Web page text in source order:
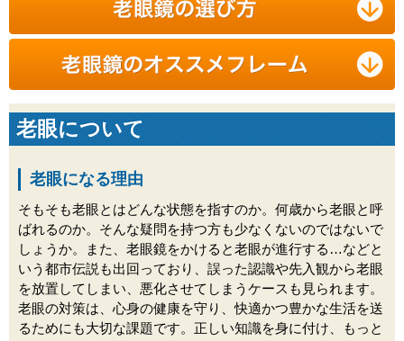
老眼について
老眼になる理由
そもそも老眼とはどんな状態を指すのか。何歳から老眼と呼
ばれるのか。そんな疑問を持つ方も少なくないのではないで
しょうか。また、老眼鏡をかけると老眼が進行する…などと
いう都市伝説も出回っており、誤った認識や先入観から老眼
を放置してしまい、悪化させてしまうケースも見られます。
老眼の対策は、心身の健康を守り、快適かつ豊かな生活を送
るためにも大切な課題です。正しい知識を身に付け、もっと